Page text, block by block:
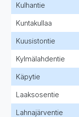
Kulhantie
Kuntakullaa
Kuusistontie
Kylmälahdentie
Käpytie
Laaksosentie
Lahnajärventie